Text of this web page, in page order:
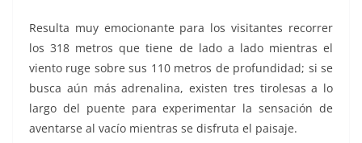
Resulta muy emocionante para los visitantes recorrer
los 318 metros que tiene de lado a lado mientras el
viento ruge sobre sus 110 metros de profundidad; si se
busca aún más adrenalina, existen tres tirolesas a lo
largo del puente para experimentar la sensación de
aventarse al vacío mientras se disfruta el paisaje.